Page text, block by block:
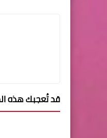
قد تُعجبك هذه